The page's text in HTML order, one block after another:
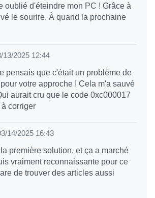
oublié d'éteindre mon PC ! Grâce à
le sourire. À quand la prochaine
13/2025 12:44
pensais que c'était un problème de
votre approche ! Cela m'a sauvé
aurait cru que le code 0xc000017
corriger
14/2025 16:43
première solution, et ça a marché
vraiment reconnaissante pour ce
de trouver des articles aussi